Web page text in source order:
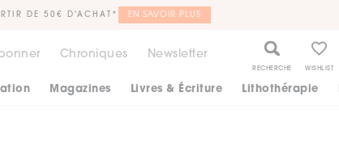
DE 50€ D'ACHAT* EN SAVOIR PLUS
Chroniques Newsletter
RECHERCHE WISHLIST
Magazines Livres & Écriture Lithothérapie